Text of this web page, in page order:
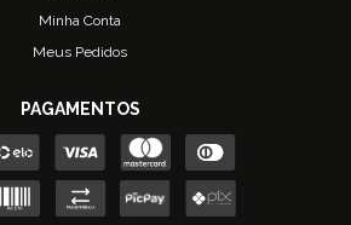
Minha Conta
Meus Pedidos